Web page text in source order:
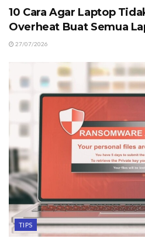
10 Cara Agar Laptop
Overheat Buat Semua
27/07/2026
TIPS